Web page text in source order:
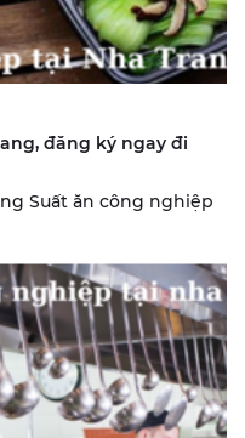
đăng ký ngay đi
Suất ăn công nghiệp